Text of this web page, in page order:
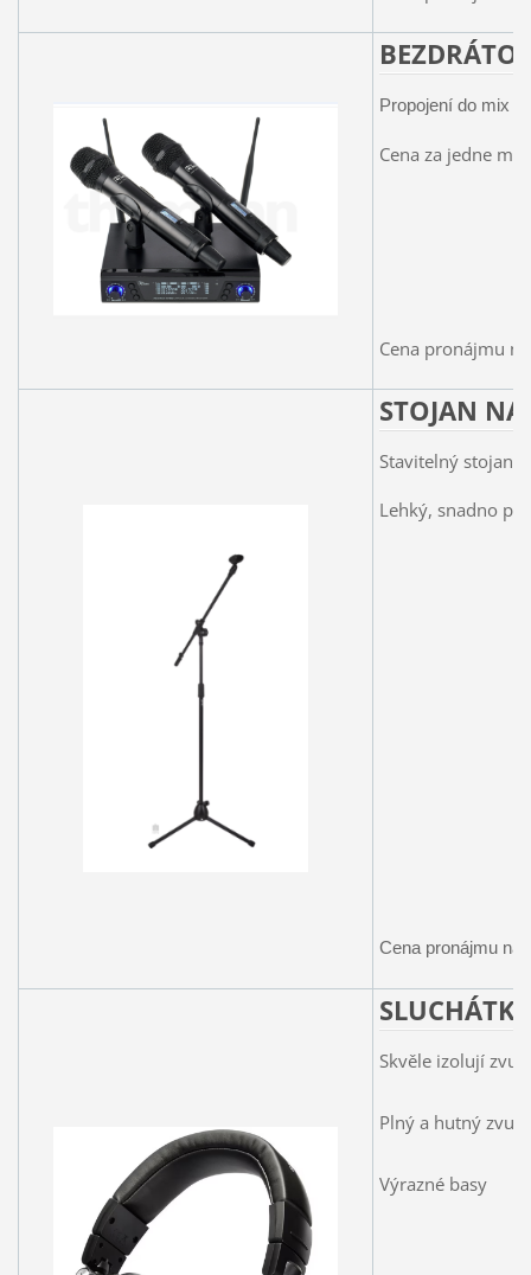
Propojení do mix
Cena za jedne
Cena pronájmu
STOJAN
Stavitelný stojan
Lehký, snadno
Cena pronájmu
Skvěle izolují zvuk
Plný a hutný zvuk
Výrazné basy